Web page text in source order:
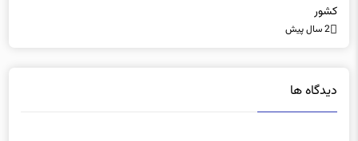
2 سال پیش